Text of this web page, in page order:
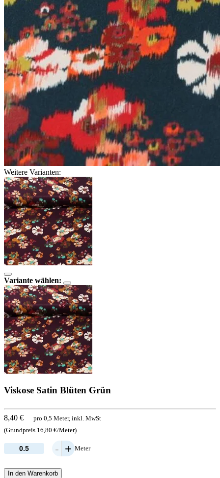
Weitere Varianten:
Variante wählen:
Viskose Satin Blüten Grün
8,40 €
pro 0,5 Meter, inkl. MwSt
(Grundpreis 16,80 €/Meter)
- + Meter
In den Warenkorb